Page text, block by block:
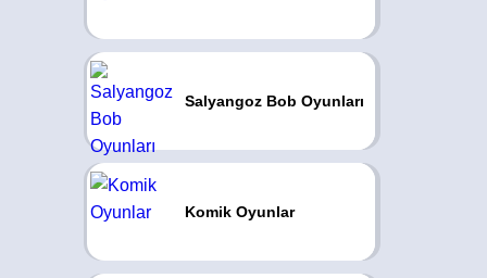
Salyangoz Bob Oyunları
Komik Oyunlar